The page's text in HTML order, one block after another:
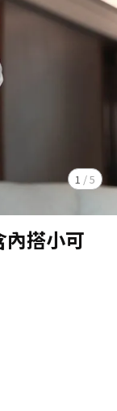
1 /5
搭小可